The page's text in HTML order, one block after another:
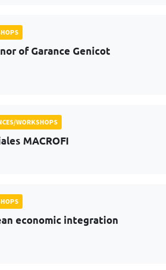
of Garance Genicot
WORKSHOPS
MACROFI
economic integration